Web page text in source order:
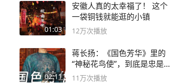
01:03
安徽人真的太幸福了！ 这个
一袋铜钱就能逛的小镇
12万次播放
02:11
蒋长扬：《国色芳华》里的
“神秘花鸟使”，到底是忠是
奸？
11万次播放